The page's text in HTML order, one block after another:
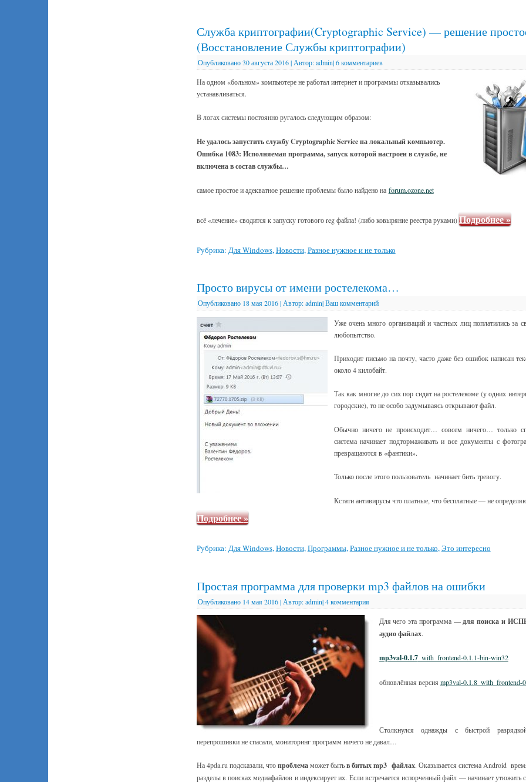
Служба криптографии(Cryptographic Service) — решение
(Восстановление Службы криптографии)
Опубликовано 30 августа 2016| Автор: admin| 6 комментариев
На одном «больном» компьютере не работал интернет и программы отказывались
устанавливаться.
В логах системы постоянно ругалось следующим образом:
Не удалось запустить службу Cryptographic Service на локальный компьютер.
Ошибка 1083: Исполняемая программа, запуск которой настроен в службе, не
включена в состав службы…
самое простое и адекватное решение проблемы было найдено на forum.ozone.net
всё «лечение» сводится к запуску готового reg файла! (либо ковыряние реестра руками)Подробнее»
Рубрика: Для Windows,Новости,Разное нужное и не только
Просто вирусы от имени ростелекома…
Опубликовано 18 мая 2016|Автор: admin| Ваш комментарий
Уже очень много организаций и частных лиц поплатились за
любопытство.
Приходит письмо на почту, часто даже без ошибок написан
около 4 килобайт.
Так как многие до сих пор сидят на ростелекоме (у одних
городские), то не особо задумываясь открывают файл.
Обычно ничего не происходит… совсем ничего… только
система начинает подтормаживать и все документы с
превращаются в «фантики».
Только после этого пользователь начинает бить тревогу.
Кстати антивирусы что платные, что бесплатные — не
Подробнее»
Рубрика: Для Windows,Новости,Программы,Разное нужное и не только,Это интересно
Простая программа для проверки mp3 файлов на ошибки
Опубликовано 14 мая 2016| Автор: admin| 4 комментария
Для чего эта программа — для поиска и
аудио файлах.
mp3val-0.1.7_with_frontend-0.1.1-bin-win32
обновлённая версия mp3val-0.1.8_with_frontend-
Столкнулся однажды с быстрой
перепрошивки не спасали, мониторинг программ ничего не давал…
На 4pda.ru подсказали, чтопроблемаможет бытьв битых mp3 файлах. Оказывается система Android
разделы в поисках медиафайлов и индексирует их. Если встречается испорченный файл — начинает утюжить